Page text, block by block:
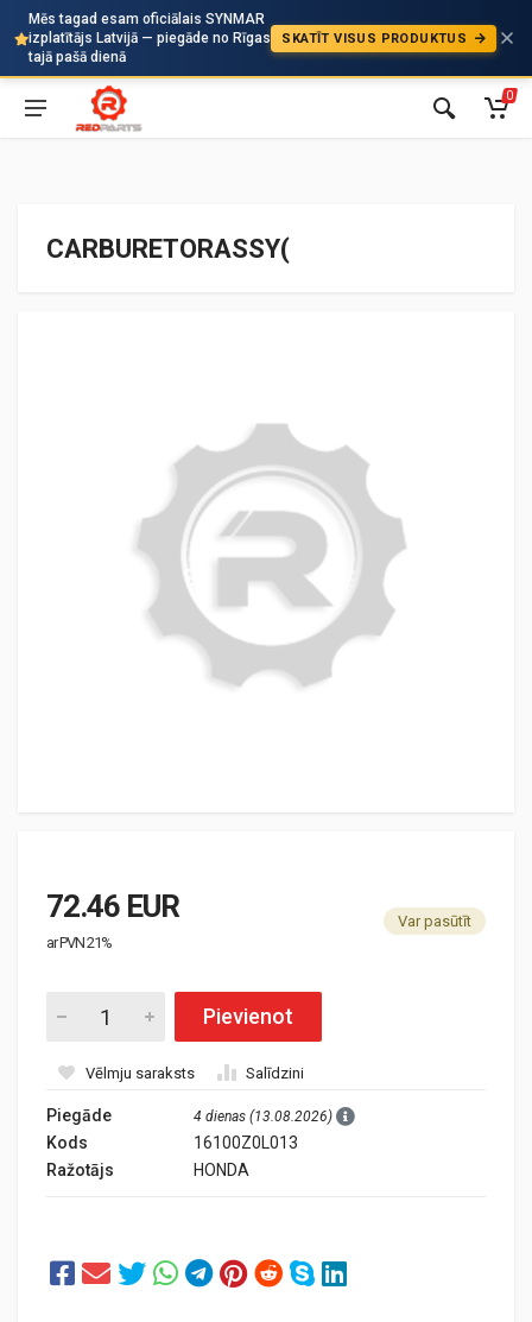
Mēs tagad esam oficiālais SYNMAR
izplatītājs Latvijā — piegāde no Rīgas
tajā pašā dienā
SKATĪT VISUS PRODUKTUS
Auto
0
CARBURETORASSY(
72.46 EUR
ar PVN 21%
Var pasūtīt
Pievienot
Vēlmju saraksts Salīdzini
Piegāde 4 dienas (13.08.2026)
Kods
16100Z0L013
Ražotājs
HONDA